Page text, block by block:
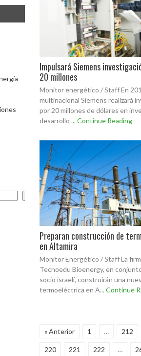
Impulsará Siemens
20 millones
Monitor energético / Staff En
multinacional Siemens realizará
por 20 millones de dólares en
desarrollo ... Continue Reading
Preparan construcción de
en Altamira
Monitor Energético / Staff La
Tecnoedu Bioenergy, en
socio israelí, construirán una
termoeléctrica en A... Continue
« Anterior 1 … 212
220 221 222 …
Buscar